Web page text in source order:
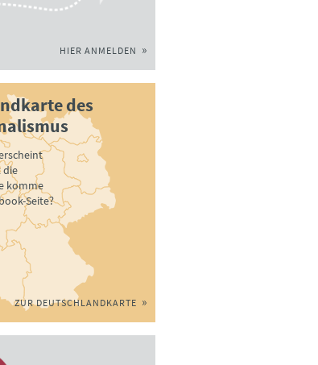
HIER ANMELDEN
des
die
komme
Seite?
ZUR DEUTSCHLANDKARTE